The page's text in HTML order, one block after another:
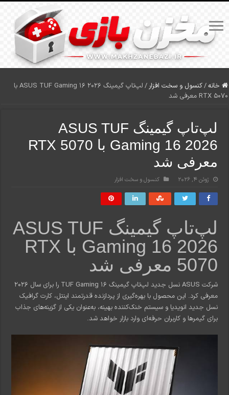
خانه/کنسول و سخت افزار/
لپ‌تاپ گیمینگ ASUS TUF Gaming 16 2026 با
RTX 5070 معرفی شد
لپ‌تاپ گیمینگ ASUS TUF
Gaming 16 2026 با RTX 5070
معرفی شد
ژوئن 4, 2026 کنسول و سخت افزار
لپ‌تاپ گیمینگ ASUS TUF
Gaming 16 2026 با RTX
5070 معرفی شد
شرکت ASUS نسل جدید لپ‌تاپ گیمینگ TUF Gaming 16 را برای سال 2026
معرفی کرد. این محصول با بهره‌گیری از پردازنده قدرتمند اینتل، کارت گرافیک
نسل جدید انویدیا و سیستم خنک‌کننده بهینه، به‌عنوان یکی از گزینه‌های جذاب
برای گیمرها و کاربران حرفه‌ای وارد بازار خواهد شد.